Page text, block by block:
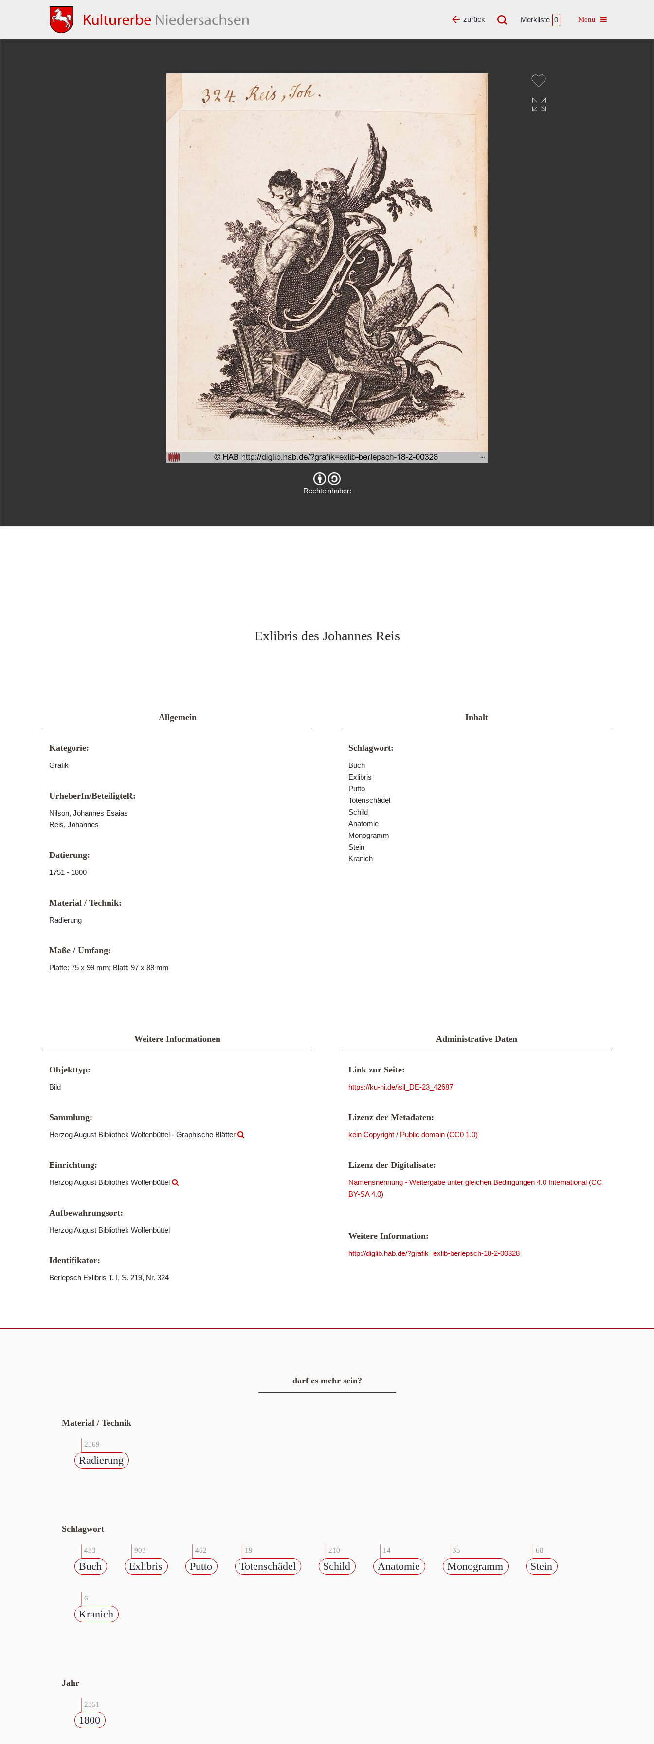
Merkliste 0 Toggle navigation
zurück
Rechteinhaber:
Exlibris des Johannes Reis
Allgemein
Kategorie:
Grafik
UrheberIn/BeteiligteR:
Nilson, Johannes Esaias
Reis, Johannes
Datierung:
1751 - 1800
Material / Technik:
Radierung
Maße / Umfang:
Platte: 75 x 99 mm; Blatt: 97 x 88 mm
Inhalt
Schlagwort:
Buch
Exlibris
Putto
Totenschädel
Schild
Anatomie
Monogramm
Stein
Kranich
Weitere Informationen
Objekttyp:
Bild
Sammlung:
Herzog August Bibliothek Wolfenbüttel - Graphische Blätter
Einrichtung:
Herzog August Bibliothek Wolfenbüttel
Aufbewahrungsort:
Herzog August Bibliothek Wolfenbüttel
Identifikator:
Berlepsch Exlibris T. I, S. 219, Nr. 324
Administrative Daten
Link zur Seite:
https://ku-ni.de/isil_DE-23_42687
Lizenz der Metadaten:
kein Copyright / Public domain (CC0 1.0)
Lizenz der Digitalisate:
Namensnennung - Weitergabe unter gleichen Bedingungen 4.0 International (CC
BY-SA 4.0)
Weitere Information:
http://diglib.hab.de/?grafik=exlib-berlepsch-18-2-00328
darf es mehr sein?
Material / Technik
2569
Radierung
Schlagwort
433
Buch
903
Exlibris
462
Putto
19
Totenschädel
210
Schild
14
Anatomie
35
Monogramm
68
Stein
6
Kranich
Jahr
2351
1800